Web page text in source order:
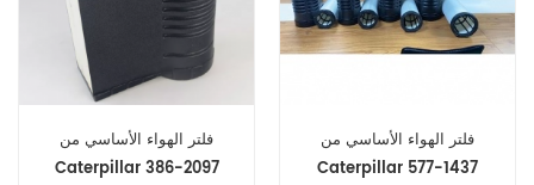
فلتر الهواء الأساسي من
Caterpillar 386-2097
فلتر الهواء الأساسي من
Caterpillar 577-1437